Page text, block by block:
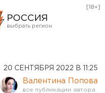
РОССИЯ
Курган
Оренбург
[18+]
20 СЕНТЯБРЯ 2022 В 11:25
Валентина Попова